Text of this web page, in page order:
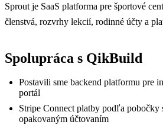
Sprout je SaaS platforma pre športové
členstvá, rozvrhy lekcií, rodinné účty a
Spolupráca s QikBuild
Postavili sme backend platformu pre
portál
Stripe Connect platby podľa pobočky
opakovaným účtovaním